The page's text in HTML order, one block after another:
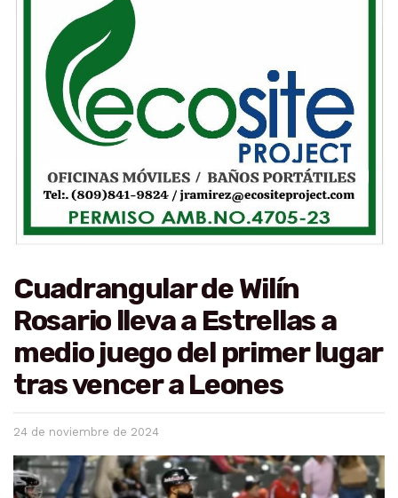
Cuadrangular de Wilín
Rosario lleva a Estrellas a
medio juego del primer lugar
tras vencer a Leones
24 de noviembre de 2024